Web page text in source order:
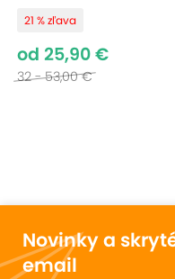
21 % zľava
od 25,90 €
32 - 53,00 €
Novinky a
email